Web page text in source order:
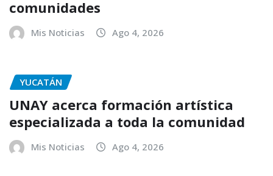
comunidades
Mis Noticias Ago 4, 2026
YUCATÁN
UNAY acerca formación artística
especializada a toda la comunidad
Mis Noticias Ago 4, 2026